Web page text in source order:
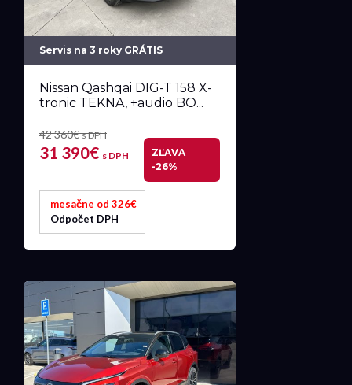
Servis na 3 roky GRÁTIS
Nissan Qashqai DIG-T 158 X-
tronic TEKNA, +audio BO...
42 360€s DPH
31 390€ s DPH
ZĽAVA
-26%
mesačne od 326€
Odpočet DPH